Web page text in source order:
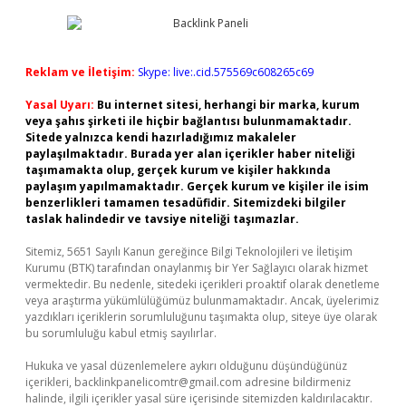
Reklam ve İletişim: Skype: live:.cid.575569c608265c69
Yasal Uyarı: Bu internet sitesi, herhangi bir marka, kurum
veya şahıs şirketi ile hiçbir bağlantısı bulunmamaktadır.
Sitede yalnızca kendi hazırladığımız makaleler
paylaşılmaktadır. Burada yer alan içerikler haber niteliği
taşımamakta olup, gerçek kurum ve kişiler hakkında
paylaşım yapılmamaktadır. Gerçek kurum ve kişiler ile isim
benzerlikleri tamamen tesadüfidir. Sitemizdeki bilgiler
taslak halindedir ve tavsiye niteliği taşımazlar.
Sitemiz, 5651 Sayılı Kanun gereğince Bilgi Teknolojileri ve İletişim
Kurumu (BTK) tarafından onaylanmış bir Yer Sağlayıcı olarak hizmet
vermektedir. Bu nedenle, sitedeki içerikleri proaktif olarak denetleme
veya araştırma yükümlülüğümüz bulunmamaktadır. Ancak, üyelerimiz
yazdıkları içeriklerin sorumluluğunu taşımakta olup, siteye üye olarak
bu sorumluluğu kabul etmiş sayılırlar.
Hukuka ve yasal düzenlemelere aykırı olduğunu düşündüğünüz
içerikleri, backlinkpanelicomtr@gmail.com adresine bildirmeniz
halinde, ilgili içerikler yasal süre içerisinde sitemizden kaldırılacaktır.